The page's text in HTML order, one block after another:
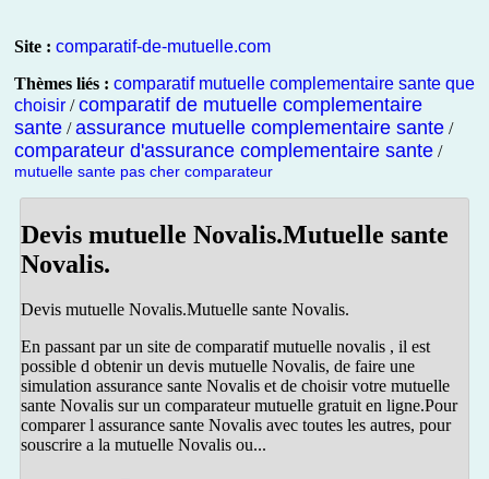
Site : comparatif-de-mutuelle.com
Thèmes liés : comparatif mutuelle complementaire sante que
choisir /comparatif de mutuelle complementaire
sante /assurance mutuelle complementaire sante /
comparateur d'assurance complementaire sante /
mutuelle sante pas cher comparateur
Devis mutuelle Novalis.Mutuelle sante
Novalis.
Devis mutuelle Novalis.Mutuelle sante Novalis.
En passant par un site de comparatif mutuelle novalis , il est
possible d obtenir un devis mutuelle Novalis, de faire une
simulation assurance sante Novalis et de choisir votre mutuelle
sante Novalis sur un comparateur mutuelle gratuit en ligne.Pour
comparer l assurance sante Novalis avec toutes les autres, pour
souscrire a la mutuelle Novalis ou...